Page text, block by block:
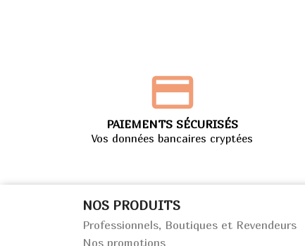
PAIEMENTS SÉCURISÉS
Vos données bancaires cryptées
NOS PRODUITS
Professionnels, Boutiques et Revendeurs
Nos promotions